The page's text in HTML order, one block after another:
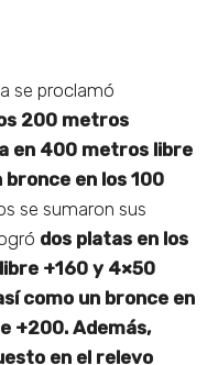
se proclamó
200 metros
en 400 metros libre
en los 100
se sumaron sus
dos platas en los
+160 y 4×50
como un bronce en
+200. Además,
en el relevo